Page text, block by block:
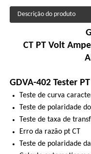
Descrição do produto
CT PT Volt
GDVA-402 Tester
Teste de curva
Teste de polaridade do
Teste de taxa de
Erro da razão pt CT
Teste de polaridade